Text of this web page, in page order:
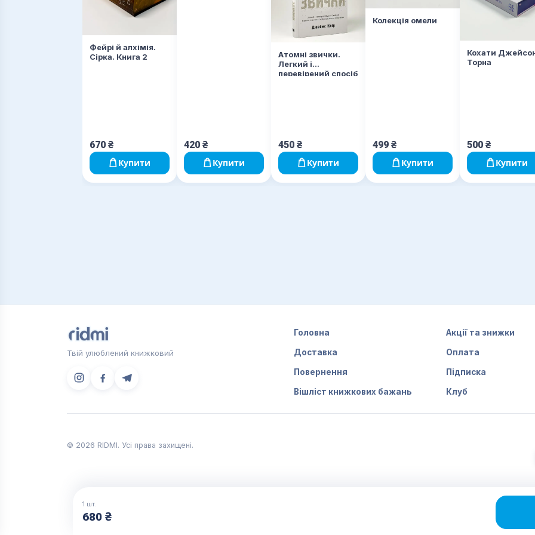
Фейрі й алхімія.
Сірка. Книга 2
670 ₴
Купити
420 ₴
Купити
Атомні звички.
Легкий і
перевірений спосіб
450 ₴
Купити
Колекція омели
499 ₴
Купити
Кохати
Торна
500 ₴
Купити
1 шт.
680 ₴
Твій улюблений книжковий
Головна Акції та знижки
Доставка Оплата
Повернення Підписка
Вішліст книжкових бажань Клуб
© 2026 RIDMI. Усі права захищені.